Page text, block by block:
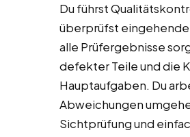
Du führst
überprüfst
alle Prüfergebnisse
defekter Teile und die
Hauptaufgaben. Du
Abweichungen
Sichtprüfung und